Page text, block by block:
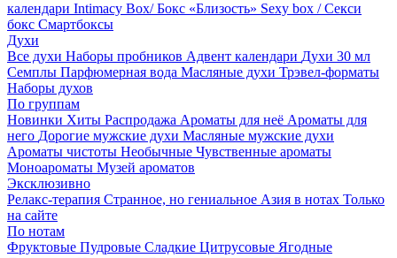
календари Intimacy Box/ Бокс «Близость» Sexy box / Секси
бокс Смартбоксы
Духи
Все духи Наборы пробников Адвент календари Духи 30 мл
Семплы Парфюмерная вода Масляные духи Трэвел-форматы
Наборы духов
По группам
Новинки Хиты Распродажа Ароматы для неё Ароматы для
него Дорогие мужские духи Масляные мужские духи
Ароматы чистоты Необычные Чувственные ароматы
Моноароматы Музей ароматов
Эксклюзивно
Релакс-терапия Странное, но гениальное Азия в нотах Только
на сайте
По нотам
Фруктовые Пудровые Сладкие Цитрусовые Ягодные